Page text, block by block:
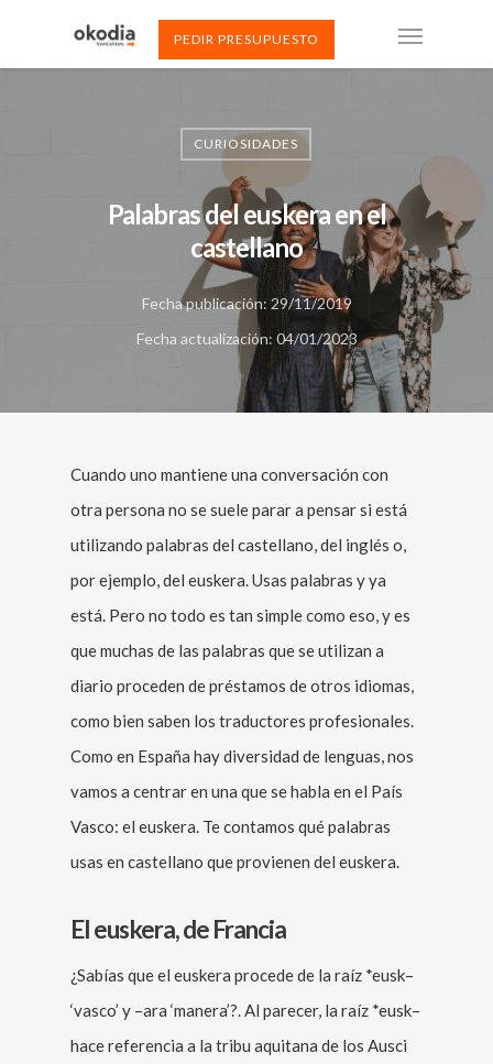
PEDIR PRESUPUESTO
CURIOSIDADES
Palabras del euskera en el
castellano
Fecha publicación: 29/11/2019
Fecha actualización: 04/01/2023
Cuando uno mantiene una conversación con
otra persona no se suele parar a pensar si está
utilizando palabras del castellano, del inglés o,
por ejemplo, del euskera. Usas palabras y ya
está. Pero no todo es tan simple como eso, y es
que muchas de las palabras que se utilizan a
diario proceden de préstamos de otros idiomas,
como bien saben los traductores profesionales.
Como en España hay diversidad de lenguas, nos
vamos a centrar en una que se habla en el País
Vasco: el euskera. Te contamos qué palabras
usas en castellano que provienen del euskera.
El euskera, de Francia
¿Sabías que el euskera procede de la raíz *eusk–
‘vasco’ y –ara ‘manera’?. Al parecer, la raíz *eusk–
hace referencia a la tribu aquitana de los Ausci